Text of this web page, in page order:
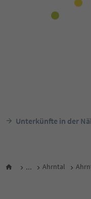
Unterkünfte in der
... Ahrntal